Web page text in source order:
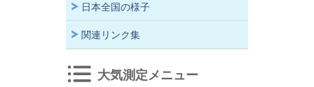
日本全国の様子
関連リンク集
大気測定メニュー